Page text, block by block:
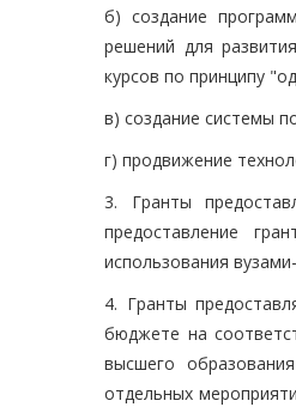
б) создание
решений для
курсов по принципу
в) создание системы
г) продвижение
3. Гранты
предоставление
использования
4. Гранты
бюджете на
высшего
отдельных